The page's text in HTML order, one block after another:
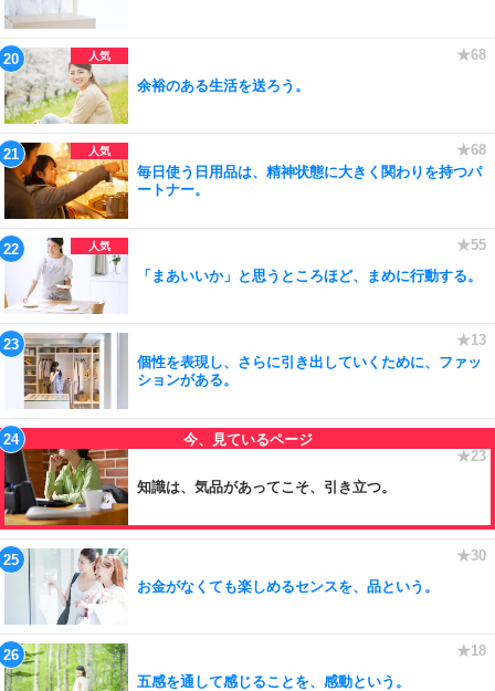
余裕のある生活を送ろう。
毎日使う日用品は、精神状態に大きく関わりを持つパ
ートナー。
「まあいいか」と思うところほど、まめに行動する。
個性を表現し、さらに引き出していくために、ファッ
ションがある。
知識は、気品があってこそ、引き立つ。
お金がなくても楽しめるセンスを、品という。
五感を通して感じることを、感動という。